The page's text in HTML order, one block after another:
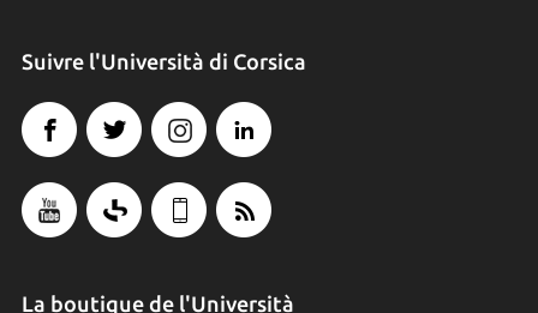
Suivre l'Università di Corsica
La boutique de l'Università